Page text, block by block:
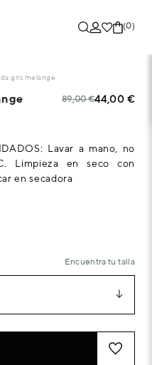
(0)
gris melange
89,00 €44,00 €
Lavar a mano, no
Limpieza en seco con
en secadora
Encuentra tu talla